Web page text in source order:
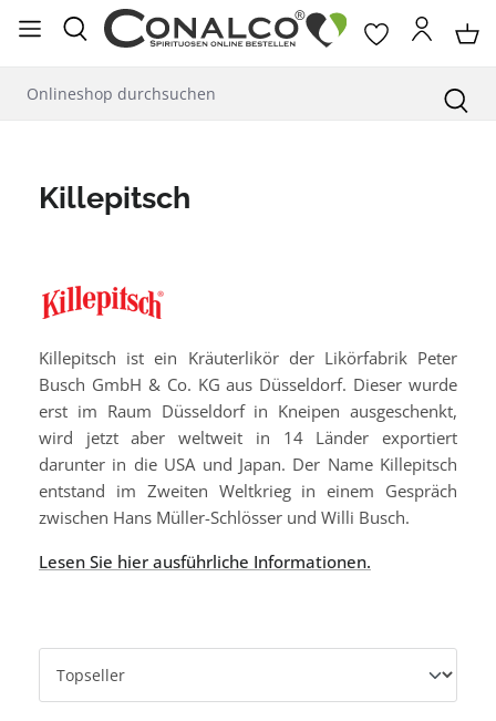
springen
Killepitsch
Killepitsch ist ein Kräuterlikör der Likörfabrik Peter
Busch GmbH & Co. KG aus Düsseldorf. Dieser wurde
erst im Raum Düsseldorf in Kneipen ausgeschenkt,
wird jetzt aber weltweit in 14 Länder exportiert
darunter in die USA und Japan. Der Name Killepitsch
entstand im Zweiten Weltkrieg in einem Gespräch
zwischen Hans Müller-Schlösser und Willi Busch.
Lesen Sie hier ausführliche Informationen.